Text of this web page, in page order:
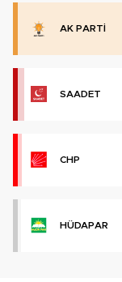
AK PARTİ
SAADET
CHP
HÜDAPAR